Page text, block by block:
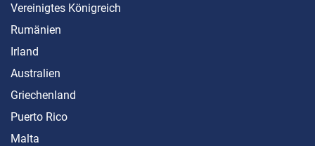
Vereinigtes Königreich
Rumänien
Irland
Australien
Griechenland
Puerto Rico
Malta